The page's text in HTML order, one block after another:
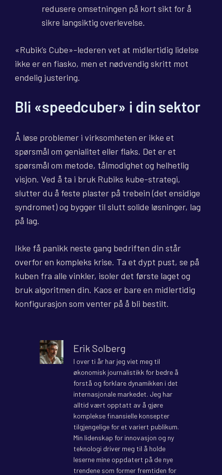
redusere omsetningen på kort sikt for å
sikre langsiktig overlevelse.
«Rubik’s Cube»-lederen vet at midlertidig lidelse
ikke er en fiasko, men et nødvendig skritt mot
endelig justering.
Bli «speedcuber» i din sektor
Å løse problemer i virksomheten er ikke et
spørsmål om genialitet eller flaks. Det er et
spørsmål om metode, tålmodighet og helhetlig
visjon. Ved å ta i bruk Rubiks kube-strategi,
slutter du å feste plaster på trebein (det ensidige
syndromet) og bygger til slutt solide løsninger, lag
på lag.
Ikke få panikk neste gang bedriften din står
overfor en kompleks krise. Ta et dypt pust, se på
kuben fra alle vinkler, isoler det første laget og
bruk algoritmen din. Kaos er bare en midlertidig
konfigurasjon som venter på å bli bestilt.
Erik Solberg
I over ti år har jeg viet meg til
økonomisk journalistikk for bedre å
forstå og forklare dynamikken i det
internasjonale markedet. Jeg har
alltid vært opptatt av å gjøre
komplekse finansielle konsepter
tilgjengelige for et variert publikum.
Min lidenskap for innovasjon og ny
teknologi driver meg til å holde
leserne mine oppdatert på de nye
trendene som former fremtiden for